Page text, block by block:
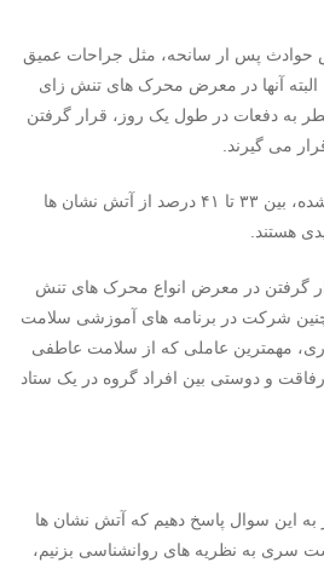
حوادث پس ار سانحه، مثل جراحات عمیق
آنها در معرض محرک های تنش زای
به دفعات در طول یک روز، قرار گرفتن
می گیرند.
براساس پژوهش های انجام شده، بین ۳۳ تا ۴۱ درصد از آتش نشان ها
هستند.
گرفتن در معرض انواع محرک های تنش
شرکت در برنامه های آموزشی سلامت
مهمترین عاملی که از سلامت عاطفی
و دوستی بین افراد گروه در یک ستاد
این سوال پاسخ دهیم که آتش نشان ها
سری به نظریه های روانشناسی بزنیم،